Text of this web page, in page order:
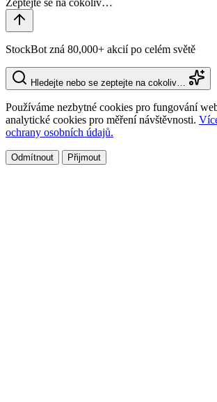
StockBot zná 80,000+ akcií po celém světě
Hledejte nebo se zeptejte na cokoliv…
Používáme nezbytné cookies pro fungování
analytické cookies pro měření návštěvnosti.
ochrany osobních údajů.
Odmítnout Přijmout